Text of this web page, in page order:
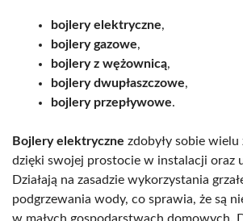
bojlery elektryczne,
bojlery gazowe,
bojlery z wężownicą,
bojlery dwupłaszczowe,
bojlery przepływowe.
Bojlery elektryczne zdobyły sobie
dzięki swojej prostocie w instalacji oraz
Działają na zasadzie wykorzystania
podgrzewania wody, co sprawia, że są